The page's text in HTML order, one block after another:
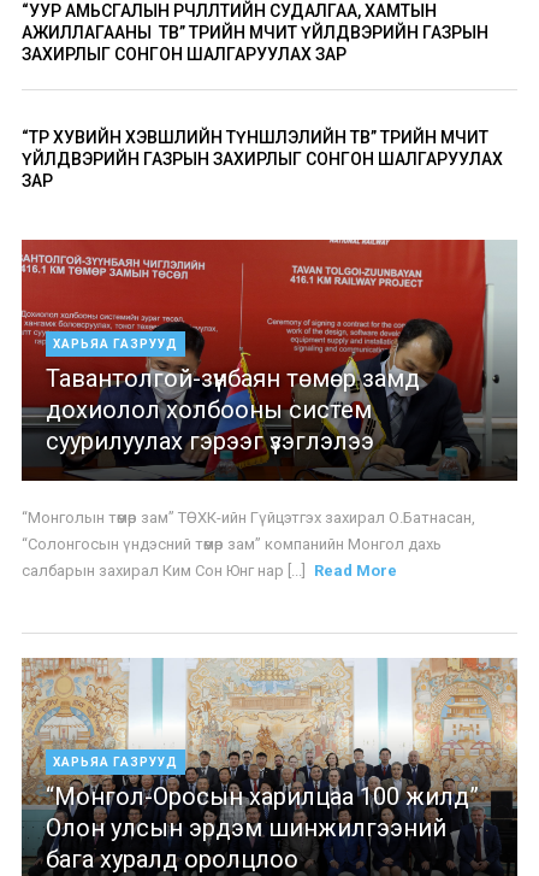
“УУР АМЬСГАЛЫН ӨӨРЧЛӨЛТИЙН СУДАЛГАА, ХАМТЫН
АЖИЛЛАГААНЫ ТӨВ” ТӨРИЙН ӨМЧИТ ҮЙЛДВЭРИЙН ГАЗРЫН
ЗАХИРЛЫГ СОНГОН ШАЛГАРУУЛАХ ЗАР
“ТӨР ХУВИЙН ХЭВШЛИЙН ТҮНШЛЭЛИЙН ТӨВ” ТӨРИЙН ӨМЧИТ
ҮЙЛДВЭРИЙН ГАЗРЫН ЗАХИРЛЫГ СОНГОН ШАЛГАРУУЛАХ
ЗАР
ХАРЬЯА ГАЗРУУД
Тавантолгой-зүүнбаян төмөр замд
дохиолол холбооны систем
суурилуулах гэрээг үзэглэлээ
“Монголын төмөр зам” ТӨХК-ийн Гүйцэтгэх захирал О.Батнасан,
“Солонгосын үндэсний төмөр зам” компанийн Монгол дахь
салбарын захирал Ким Сон Юнг нар [...]
Read More
ХАРЬЯА ГАЗРУУД
“Монгол-Оросын харилцаа 100 жилд”
Олон улсын эрдэм шинжилгээний
бага хуралд оролцлоо